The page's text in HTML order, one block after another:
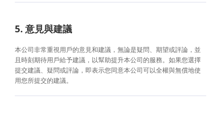
5. 意見與建議
本公司非常重視用戶的意見和建議，無論是疑問、期望或評論，並
且時刻期待用戶給予建議，以幫助提升本公司的服務。如果您選擇
提交建議、疑問或評論，即表示您同意本公司可以全權與無償地使
用您所提交的建議。